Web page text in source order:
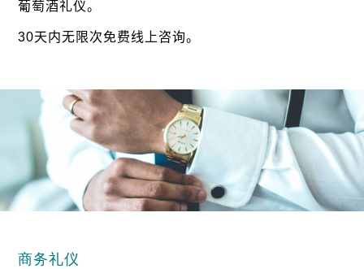
葡萄酒礼仪。
30天内无限次免费线上咨询。
商务礼仪